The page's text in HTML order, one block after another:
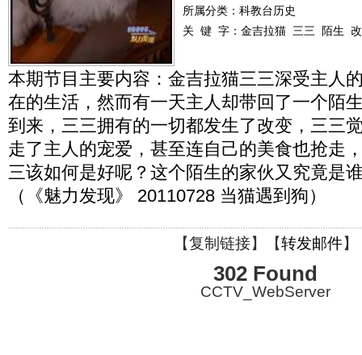
所属分类：科教台历史
关 键 字： 金吉拉猫 三三 陌生
本期节目主要内容：金吉拉猫三三深受主人
在的生活，然而有一天主人却带回了一个陌
到来，三三拥有的一切都发生了改变，三三
走了主人的宠爱，甚至连自己的美食也抢走
三该如何是好呢？这个陌生的家伙又究竟是
（《魅力发现》 20110728 当猫遇到狗）
【复制链接】【转发邮件】
302 Found
CCTV_WebServer